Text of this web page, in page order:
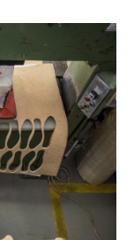
45.JPG